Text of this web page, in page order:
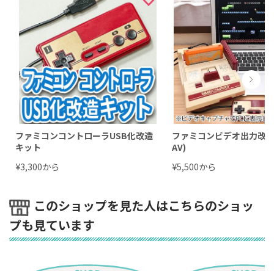
ファミコンコントローラUSB化改造
キット
¥3,300から
ファミコンビデオ出力改
AV)
¥5,500から
このショップを見た人はこちらのショッ
プも見ています